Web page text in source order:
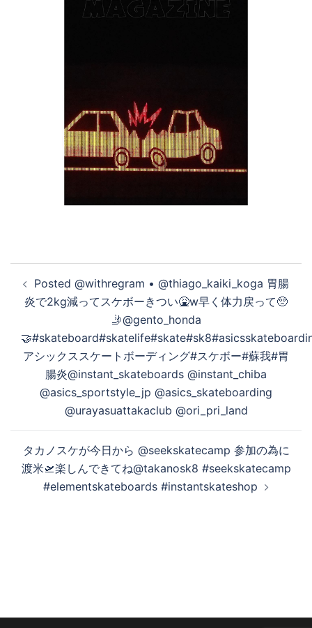
稿
ナ
ビ
ゲ
ン
️‍️‍️‍Posted @withregram • @thiago_kaiki_koga 胃腸
炎で2kg減ってスケボーきつい🤮w早く体力戻って🥺
🤳@gento_honda
アシックススケートボーディング#スケボー#蘇我#胃
腸炎@instant_skateboards @instant_chiba
@asics_sportstyle_jp @asics_skateboarding
@urayasuattakaclub @ori_pri_land
タカノスケが今日から @seekskatecamp 参加の為に
渡米🛫楽しんできてね@takanosk8 #seekskatecamp
#elementskateboards #instantskateshop